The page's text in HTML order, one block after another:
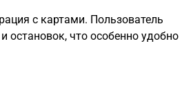
с картами. Пользователь
остановок, что особенно удобно